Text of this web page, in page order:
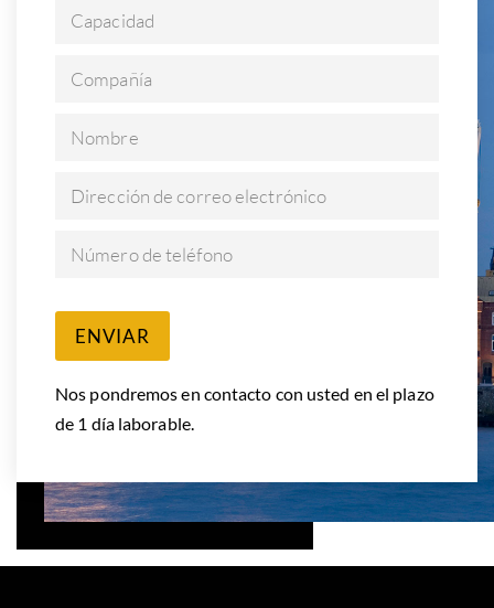
Capacidad
Compañía
Nombre
Dirección de correo electrónico
Número de teléfono
ENVIAR
Nos pondremos en contacto con usted en el plazo
de 1 día laborable.